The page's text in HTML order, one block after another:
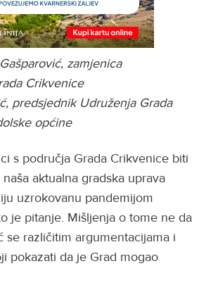
zamjenica
Crikvenice
predsjednik Udruženja Grada
općine
s područja Grada Crikvenice biti
aktualna gradska uprava
uzrokovanu pandemijom
je pitanje. Mišljenja o tome ne da
se različitim argumentacijama i
pokazati da je Grad mogao